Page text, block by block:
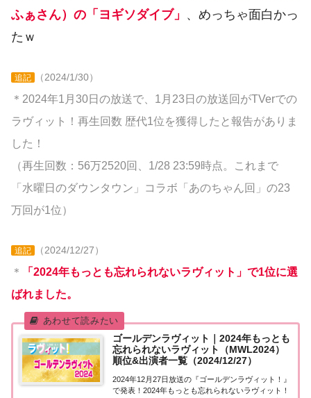
ふぁさん）の「ヨギソダイブ」 、めっちゃ面白かっ
たｗ
追記 （2024/1/30）
＊2024年1月30日の放送で、1月23日の放送回がTVerでの
ラヴィット！再生回数 歴代1位を獲得したと報告がありま
した！
（再生回数：56万2520回、1/28 23:59時点。これまで
「水曜日のダウンタウン」コラボ「あのちゃん回」の23
万回が1位）
追記 （2024/12/27）
＊
「2024年もっとも忘れられないラヴィット」で1位に選
ばれました。
ゴールデンラヴィット｜2024年もっとも
忘れられないラヴィット（MWL2024）
順位&出演者一覧（2024/12/27）
2024年12月27日放送の『ゴールデンラヴィット！』
で発表！2024年もっとも忘れられないラヴィット！